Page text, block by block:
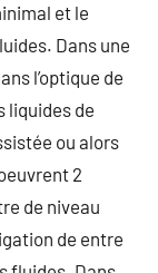
et le
Dans une
l’optique de
liquides de
ou alors
2
de niveau
de entre